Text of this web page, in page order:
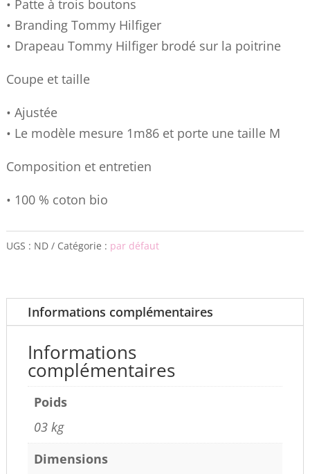
• Patte à trois boutons
• Branding Tommy Hilfiger
• Drapeau Tommy Hilfiger brodé sur la poitrine
Coupe et taille
• Ajustée
• Le modèle mesure 1m86 et porte une taille M
Composition et entretien
• 100 % coton bio
UGS : ND Catégorie : par défaut
Informations complémentaires
Informations
complémentaires
Poids
03 kg
Dimensions